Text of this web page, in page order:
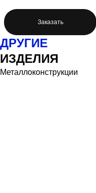
Заказать
ДРУГИЕ
ИЗДЕЛИЯ
Металлоконструкции